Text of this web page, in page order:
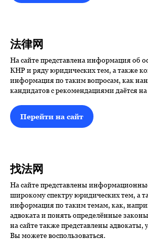
法律网
На сайте представлена информация об
КНР и ряду юридических тем, а также
информация по таким вопросам, как
кандидатов с рекомендациями даётся
Перейти на сайт
找法网
На сайте представлены
широкому спектру юридических тем, а
информация по таким темам, как,
адвоката и понять определённые
на сайте также представлены адвокаты,
Вы можете воспользоваться.